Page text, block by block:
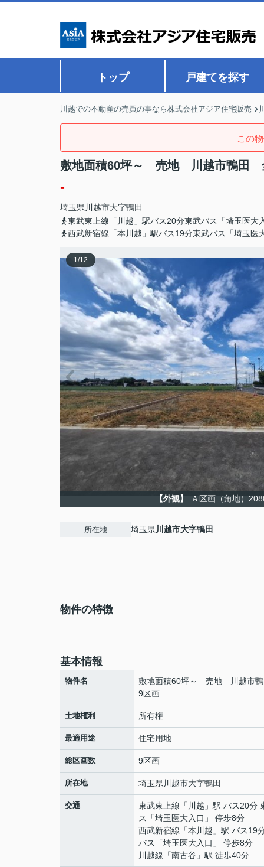
トップ 戸建てを探す
川越での不動産の売買の事なら株式会社アジア住宅販売
この
敷地面積60坪～ 売地 川越市鴨田
-
埼玉県 川越市大字鴨田
東武東上線「川越」駅バス20分東武バス「埼玉医大
西武新宿線「本川越」駅バス19分東武バス「埼玉医
1/12
【外観】 Ａ区画（角地）
所在地 埼玉県川越市大字鴨田
物件の特徴
基本情報
物件名
敷地面積60坪～ 売地 川越市
9区画
土地権利 所有権
最適用途 住宅用地
総区画数 9区画
所在地 埼玉県 川越市大字鴨田
交通 東武東上線 「 川越 」駅 バス20分
ス「埼玉医大入口」 停歩8分
西武新宿線 「本川越 」駅 バス19
バス「埼玉医大入口」 停歩8分
川越線 「南古谷 」駅 徒歩40分